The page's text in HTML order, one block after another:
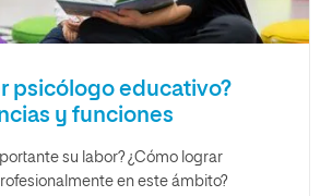
psicólogo educativo?
y funciones
su labor? ¿Cómo lograr
en este ámbito?